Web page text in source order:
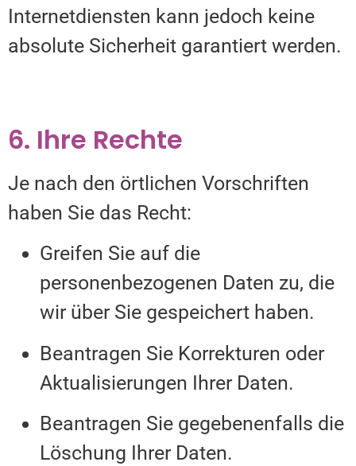
Internetdiensten kann jedoch keine
absolute Sicherheit garantiert werden.
6. Ihre Rechte
Je nach den örtlichen Vorschriften
haben Sie das Recht:
Greifen Sie auf die
personenbezogenen Daten zu, die
wir über Sie gespeichert haben.
Beantragen Sie Korrekturen oder
Aktualisierungen Ihrer Daten.
Beantragen Sie gegebenenfalls die
Löschung Ihrer Daten.